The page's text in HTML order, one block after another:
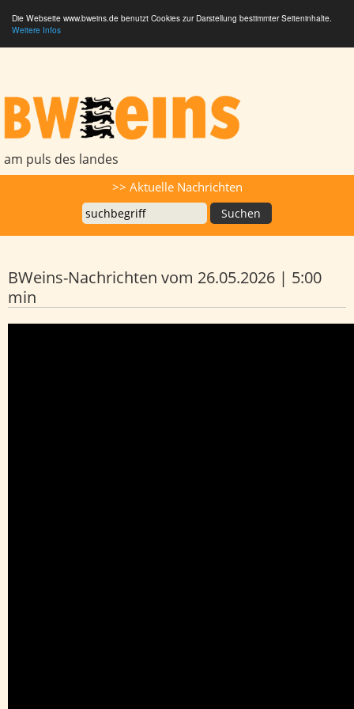
Die Webseite www.bweins.de benutzt Cookies zur Darstellung bestimmter Seiteninhalte.
Weitere Infos
am puls des landes
>> Aktuelle Nachrichten
BWeins-Nachrichten vom 26.05.2026 | 5:00
min